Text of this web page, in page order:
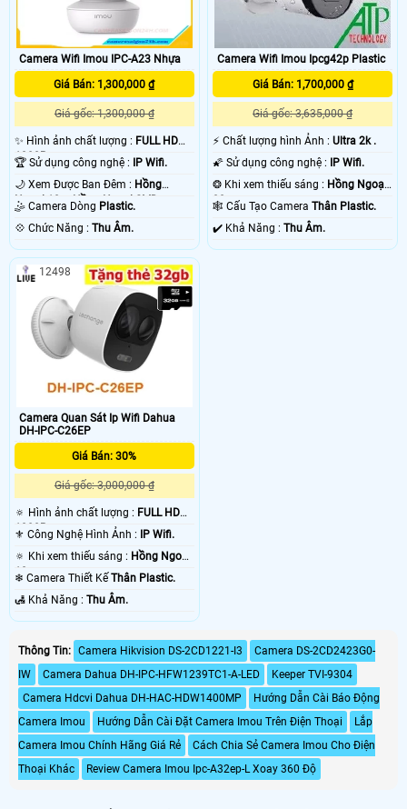
Camera Wifi Imou IPC-A23 Nhựa
Giá Bán: 1,300,000 ₫
Giá gốc: 1,300,000 ₫
✨ Hình ảnh chất lượng : FULL HD
1080P .
🏆 Sử dụng công nghệ :
IP Wifi.
🌙 Xem Được Ban Đêm : Hồng
Ngoại 10m Hồng Ngoại SMD.
🤹 Camera Dòng Plastic.
️💠 Chức Năng : Thu Âm.
Camera Wifi Imou Ipcg42p Plastic
Giá Bán: 1,700,000 ₫
Giá gốc: 3,635,000 ₫
️⚡ Chất lượng hình Ảnh :Ultra 2k .
🌠 Sử dụng công nghệ :
IP Wifi.
❂ Khi xem thiếu sáng : Hồng Ngoại
30m .🕸️ Cấu Tạo CameraThân Plastic.
️✔️ Khả Năng :Thu Âm.
Camera Quan Sát Ip Wifi Dahua
DH-IPC-C26EP
Giá Bán: 30%
Giá gốc: 3,000,000 ₫
🔅 Hình ảnh chất lượng : FULL HD
1080P .
⚜️ Công Nghệ Hình Ảnh :
IP Wifi.
🔅 Khi xem thiếu sáng : Hồng Ngoại
10m .❄ Camera Thiết Kế Thân Plastic.
️🛃 Khả Năng : Thu Âm.
12498
Thông Tin: Camera Hikvision DS-2CD1221-I3
Camera DS-2CD2423G0-
IW
Camera Dahua DH-IPC-HFW1239TC1-A-LED
Keeper TVI-9304
Camera Hdcvi Dahua DH-HAC-HDW1400MP
Hướng Dẫn Cài Báo Động
Camera Imou
Hướng Dẫn Cài Đặt Camera Imou Trên Điện Thoại
Lắp
Camera Imou Chính Hãng Giá Rẻ
Cách Chia Sẻ Camera Imou Cho Điện
Thoại Khác
Review Camera Imou Ipc-A32ep-L Xoay 360 Độ